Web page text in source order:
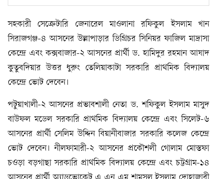
সহকারী সেক্রেটারি জেনারেল মাওলানা রফিকুল ইসলাম খান
সিরাজগঞ্জ-৪ আসনের উল্লাপাড়ার ডিগ্রিচর সিনিয়র ফাজিল মাদ্রাসা
কেন্দ্রে এবং কক্সবাজার-২ আসনের প্রার্থী ড. হামিদুর রহমান আযাদ
কুতুবদিয়ার উত্তর ধুরুং তেলিয়াকাটা সরকারি প্রাথমিক বিদ্যালয়
কেন্দ্রে ভোট দেবেন।
পটুয়াখালী-২ আসনের প্রভাবশালী নেতা ড. শফিকুল ইসলাম মাসুদ
বাউফল মডেল সরকারি প্রাথমিক বিদ্যালয় কেন্দ্রে এবং সিলেট-৬
আসনের প্রার্থী সেলিম উদ্দিন বিয়ানীবাজার সরকারি কলেজ কেন্দ্রে
ভোট দেবেন। নীলফামারী-২ আসনের প্রকৌশলী গোলাম মোস্তফা
চওড়া বড়গাছা সরকারি প্রাথমিক বিদ্যালয় কেন্দ্রে এবং চট্টগ্রাম-১৪